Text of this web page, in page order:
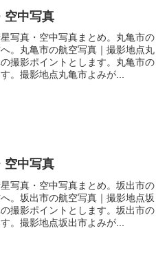
空中写真
写真・空中写真まとめ。丸亀市の
。丸亀市の航空写真｜撮影地点丸
撮影ポイントとします。丸亀市の
。撮影地点丸亀市よみが...
空中写真
写真・空中写真まとめ。坂出市の
。坂出市の航空写真｜撮影地点坂
撮影ポイントとします。坂出市の
。撮影地点坂出市よみが...